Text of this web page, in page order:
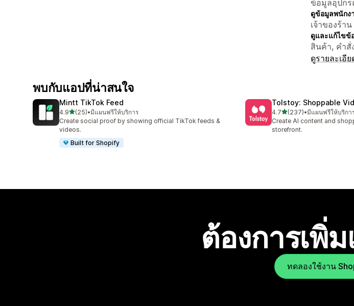
ข้อมูลอุปก
ดูข้อมูลพนักง
เจ้าของร้าน
ดูและแก้ไขข้
สินค้า, คำสั่
ดูรายละเอีย
พบกับแอปที่น่าสนใจ
Mintt TikTok Feed
4.9เต็ม 5 ดาว
(25)
ทั้งหมด 25 รีวิว
•มีแผนฟรีให้บริการ
Create social proof by showing official TikTok feeds &
videos.
Built for Shopify
Tolstoy: Shoppable
4.7เต็ม 5 ดาว
(237)
ทั้งหมด 237 รีวิว
•มีแผนฟรีให้บริกา
Create AI content and
storefront.
ต้องการเพิ่
ทดลองใช้งาน